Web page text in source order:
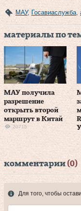
МАУ, Госавиаслужба
материалы по
МАУ получила
разрешение
открыть второй
маршрут в Китай
20715
комментарии(0)
Для того, чтобы